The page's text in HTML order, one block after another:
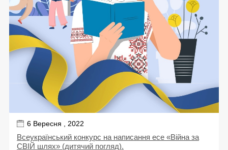
6 Вересня , 2022
Всеукраїнський конкурс на написання есе «Війна за
СВІЙ шлях» (дитячий погляд).